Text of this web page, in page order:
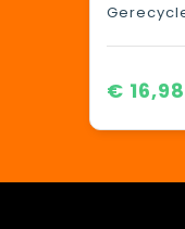
€ 16,98